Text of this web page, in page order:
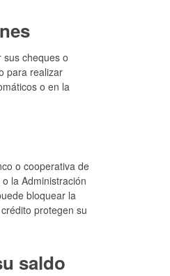
cheques o
para realizar
o en la
o cooperativa de
la Administración
bloquear la
protegen su
saldo